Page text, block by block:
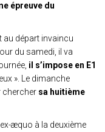
épreuve du
au départ invaincu
du samedi, il va
il s’impose en E1
». Le dimanche
chercher sa huitième
æquo à la deuxième